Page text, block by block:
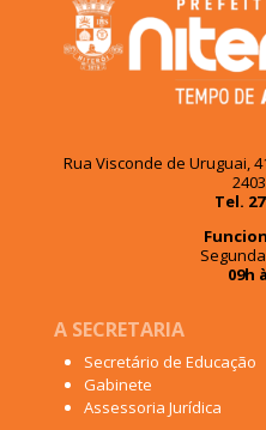
Rua Visconde de Uruguai,
Tel.
09h
A SECRETARIA
Secretário de Educação
Gabinete
Assessoria Jurídica